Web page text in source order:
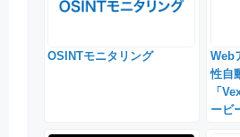
OSINTモニタリング
Web
性自
「
ービ